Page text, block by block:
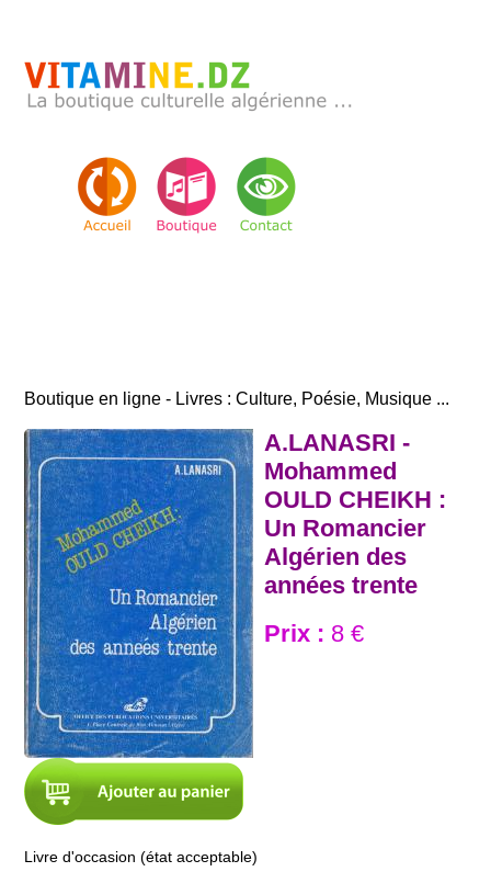
Boutique en ligne - Livres : Culture, Poésie, Musique ...
A.LANASRI -
Mohammed
OULD CHEIKH :
Un Romancier
Algérien des
années trente
Prix : 8 €
Livre d'occasion (état acceptable)